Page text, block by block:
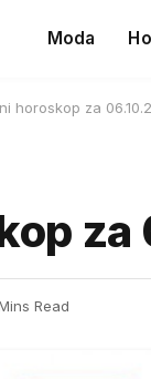
Moda
horoskop za
Read